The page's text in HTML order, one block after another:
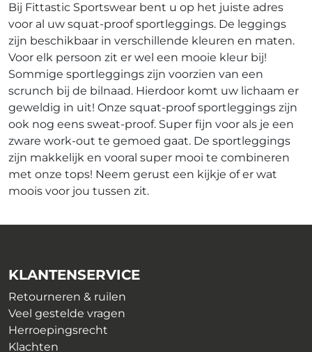
kan
gekozen
worden
op
de
productpagina
optie
kan
gekozen
worden
op
de
productpagina
Bij Fittastic Sportswear bent u op het juiste adres
voor al uw squat-proof sportleggings. De leggings
zijn beschikbaar in verschillende kleuren en maten.
Voor elk persoon zit er wel een mooie kleur bij!
Sommige sportleggings zijn voorzien van een
scrunch bij de bilnaad. Hierdoor komt uw lichaam er
geweldig in uit! Onze squat-proof sportleggings zijn
ook nog eens sweat-proof. Super fijn voor als je een
zware work-out te gemoed gaat. De sportleggings
zijn makkelijk en vooral super mooi te combineren
met onze tops! Neem gerust een kijkje of er wat
moois voor jou tussen zit.
KLANTENSERVICE
Retourneren & ruilen
Veel gestelde vragen
Herroepingsrecht
Klachten